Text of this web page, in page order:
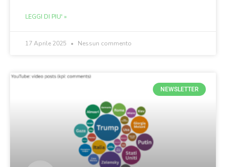
LEGGI DI PIU' »
17 Aprile 2025 Nessun commento
NEWSLETTER